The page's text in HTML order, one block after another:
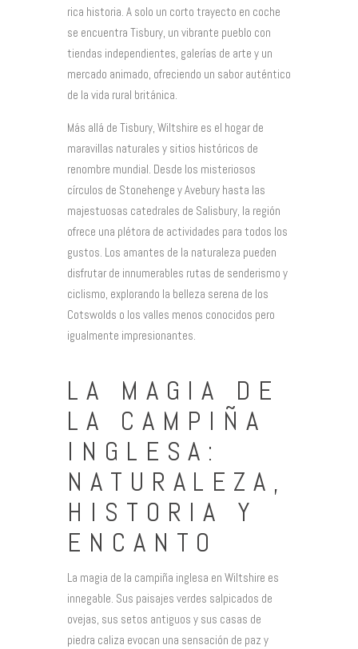
rica historia. A solo un corto trayecto en coche
se encuentra Tisbury, un vibrante pueblo con
tiendas independientes, galerías de arte y un
mercado animado, ofreciendo un sabor auténtico
de la vida rural británica.
Más allá de Tisbury, Wiltshire es el hogar de
maravillas naturales y sitios históricos de
renombre mundial. Desde los misteriosos
círculos de Stonehenge y Avebury hasta las
majestuosas catedrales de Salisbury, la región
ofrece una plétora de actividades para todos los
gustos. Los amantes de la naturaleza pueden
disfrutar de innumerables rutas de senderismo y
ciclismo, explorando la belleza serena de los
Cotswolds o los valles menos conocidos pero
igualmente impresionantes.
LA MAGIA DE
LA CAMPIÑA
INGLESA:
NATURALEZA,
HISTORIA Y
ENCANTO
La magia de la campiña inglesa en Wiltshire es
innegable. Sus paisajes verdes salpicados de
ovejas, sus setos antiguos y sus casas de
piedra caliza evocan una sensación de paz y